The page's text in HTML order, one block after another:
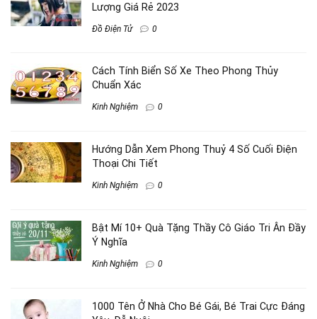
Lượng Giá Rẻ 2023
Đồ Điện Tử 0
Cách Tính Biển Số Xe Theo Phong Thủy
Chuẩn Xác
Kinh Nghiệm 0
Hướng Dẫn Xem Phong Thuỷ 4 Số Cuối Điện
Thoại Chi Tiết
Kinh Nghiệm 0
Bật Mí 10+ Quà Tặng Thầy Cô Giáo Tri Ân Đầy
Ý Nghĩa
Kinh Nghiệm 0
1000 Tên Ở Nhà Cho Bé Gái, Bé Trai Cực Đáng